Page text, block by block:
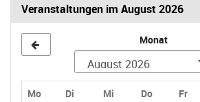
Veranstaltungen im August 2026
zur
Anzeige
Monat
MoMontag
Di Dienstag
Mi Mittwoch
DoDonnerstag
Fr